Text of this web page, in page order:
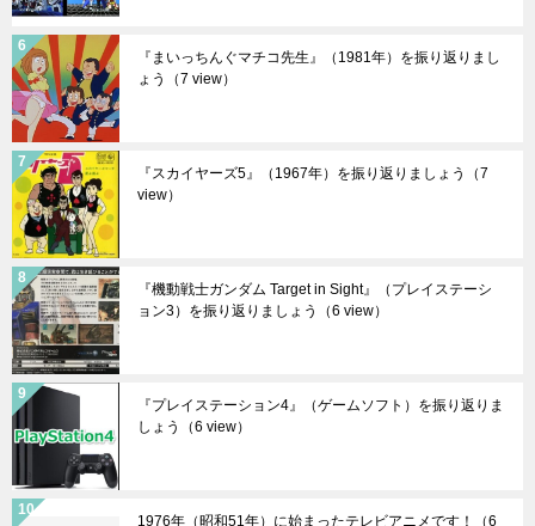
『まいっちんぐマチコ先生』（1981年）を振り返りまし
ょう
（7 view）
『スカイヤーズ5』（1967年）を振り返りましょう
（7
view）
『機動戦士ガンダム Target in Sight』（プレイステーシ
ョン3）を振り返りましょう
（6 view）
『プレイステーション4』（ゲームソフト）を振り返りま
しょう
（6 view）
1976年（昭和51年）に始まったテレビアニメです！ （6